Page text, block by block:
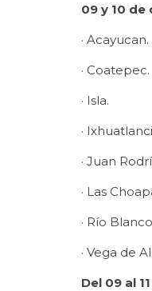
09 y 10
· Acayucan.
· Coatepec.
· Isla.
·
· Juan
· Las
· Río
· Vega de
Del 09 al